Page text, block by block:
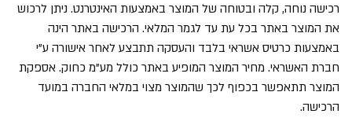
רכישה נוחה, קלה ובטוחה של המוצר באמצעות האינטרנט. ניתן לרכוש
את המוצר באתר בכל עת עד לגמר המלאי. הרכישה באתר הינה
באמצעות כרטיס אשראי בלבד והעסקה תתבצע לאחר אישורה ע"י
חברת האשראי. מחיר המוצר המופיע באתר כולל מע"מ כחוק. אספקת
המוצר תתאפשר בכפוף לכך שהמוצר מצוי במלאי החברה במועד
הרכישה.